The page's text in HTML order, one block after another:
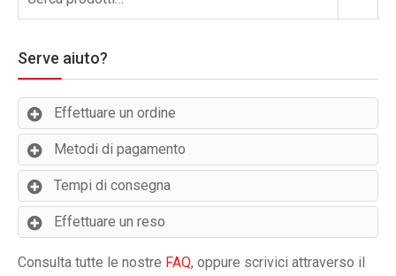
Serve aiuto?
Effettuare un ordine
Metodi di pagamento
Tempi di consegna
Effettuare un reso
Consulta tutte le nostre FAQ, oppure scrivici attraverso il